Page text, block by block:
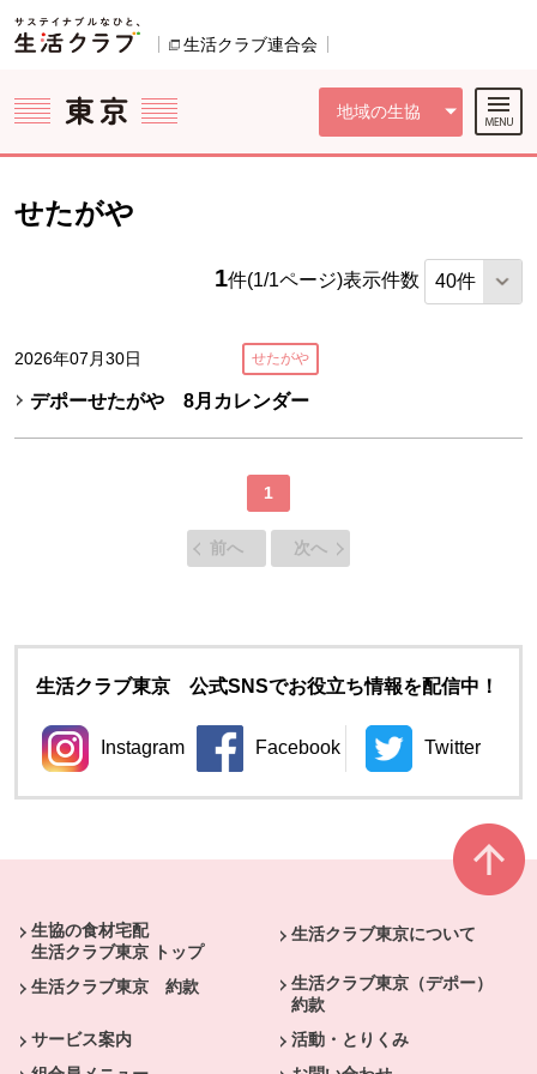
ページの先頭です。
生活クラブ連合会
地域の生協
ここからサイト内共通メニューです。
サイト内共通メニューをスキップする
サイト内共通メニューここまで。
せたがや
1件(1/1ページ)表示件数
2026年07月30日 せたがや
デポーせたがや 8月カレンダー
1
前へ 次へ
生活クラブ東京 公式SNSでお役立ち情報を配信中！
Instagram
別のウィンドウで開きます。
Facebook
別のウィンドウで開きます。
Twitter
生協の食材宅配
生活クラブ東京 トップ
生活クラブ東京について
生活クラブ東京 約款
生活クラブ東京（デポー）
約款
サービス案内
活動・とりくみ